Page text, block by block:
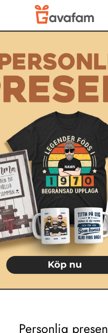
Personlig